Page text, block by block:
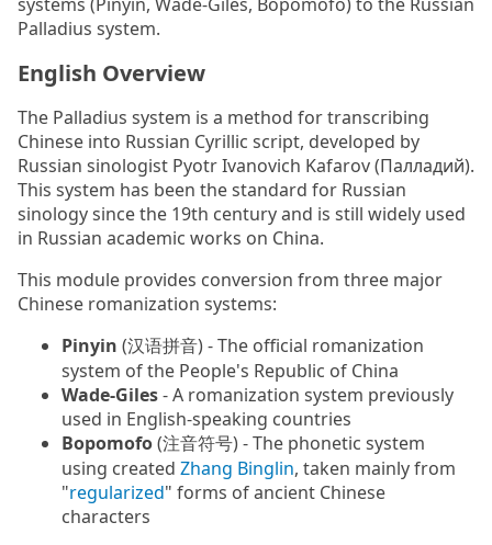
Palladius system.
English Overview
The Palladius system is a method for transcribing
Chinese into Russian Cyrillic script, developed by
Russian sinologist Pyotr Ivanovich Kafarov (Палладий).
This system has been the standard for Russian
sinology since the 19th century and is still widely used
in Russian academic works on China.
This module provides conversion from three major
Chinese romanization systems:
Pinyin (汉语拼音) - The official romanization
system of the People's Republic of China
Wade-Giles- A romanization system previously
used in English-speaking countries
Bopomofo(注音符号) - The phonetic system
using created Zhang Binglin, taken mainly from
"regularized" forms of ancient Chinese
characters